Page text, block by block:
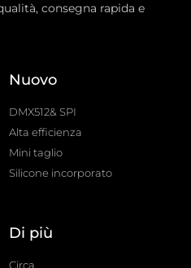
consegna rapida e
Nuovo
DMX512& SPI
Alta efficienza
Mini taglio
Silicone incorporato
Di più
Circa